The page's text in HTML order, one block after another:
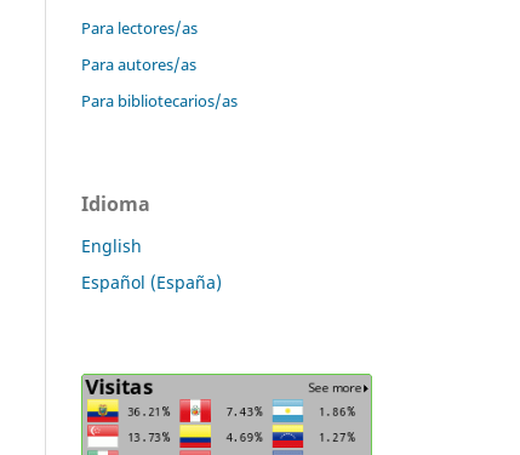
Para lectores/as
Para autores/as
Para bibliotecarios/as
Idioma
English
Español (España)